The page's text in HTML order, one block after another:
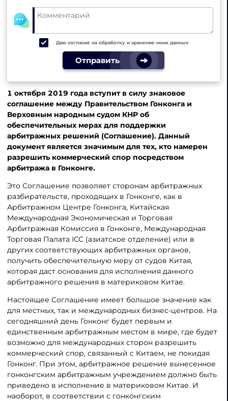
Даю согласие на обработку и хранение моих данных
Отправить
1 октября 2019 года вступит в силу знаковое
соглашение между Правительством Гонконга и
Верховным народным судом КНР об
обеспечительных мерах для поддержки
арбитражных решений (Соглашение). Данный
документ является значимым для тех, кто намерен
разрешить коммерческий спор посредством
арбитража в Гонконге.
Это Соглашение позволяет сторонам арбитражных
разбирательств, проходящих в Гонконге, как в
Арбитражном Центре Гонконга, Китайская
Международная Экономическая и Торговая
Арбитражная Комиссия в Гонконге, Международная
Торговая Палата ICC (азиатское отделение) или в
других соответствующих арбитражных органов,
получить обеспечительную меру от судов Китая,
которая даст основания для исполнения данного
арбитражного решения в материковом Китае.
Настоящее Соглашение имеет большое значение как
для местных, так и международных бизнес-центров. На
сегодняшний день Гонконг будет первым и
единственным арбитражным местом в мире, где будет
возможно для международных сторон разрешить
коммерческий спор, связанный с Китаем, не покидая
Гонконг. При этом, арбитражное решение вынесенное
гонконгским арбитражным учреждением должно быть
приведено в исполнение в материковом Китае. И
наоборот, в соответствии с гонконгским